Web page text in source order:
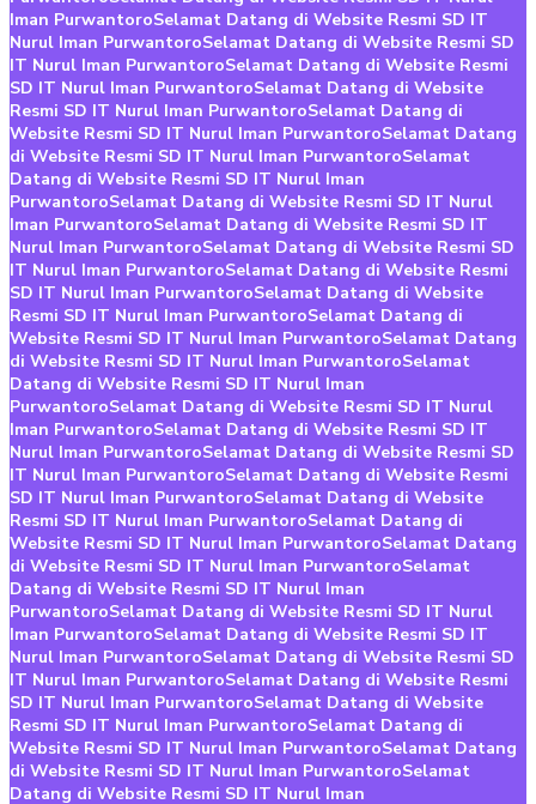
Iman PurwantoroSelamat Datang di Website Resmi SD IT
Nurul Iman PurwantoroSelamat Datang di Website Resmi SD
IT Nurul Iman PurwantoroSelamat Datang di Website Resmi
SD IT Nurul Iman PurwantoroSelamat Datang di Website
Resmi SD IT Nurul Iman PurwantoroSelamat Datang di
Website Resmi SD IT Nurul Iman PurwantoroSelamat Datang
di Website Resmi SD IT Nurul Iman PurwantoroSelamat
Datang di Website Resmi SD IT Nurul Iman
PurwantoroSelamat Datang di Website Resmi SD IT Nurul
Iman PurwantoroSelamat Datang di Website Resmi SD IT
Nurul Iman PurwantoroSelamat Datang di Website Resmi SD
IT Nurul Iman PurwantoroSelamat Datang di Website Resmi
SD IT Nurul Iman PurwantoroSelamat Datang di Website
Resmi SD IT Nurul Iman PurwantoroSelamat Datang di
Website Resmi SD IT Nurul Iman PurwantoroSelamat Datang
di Website Resmi SD IT Nurul Iman PurwantoroSelamat
Datang di Website Resmi SD IT Nurul Iman
PurwantoroSelamat Datang di Website Resmi SD IT Nurul
Iman PurwantoroSelamat Datang di Website Resmi SD IT
Nurul Iman PurwantoroSelamat Datang di Website Resmi SD
IT Nurul Iman PurwantoroSelamat Datang di Website Resmi
SD IT Nurul Iman PurwantoroSelamat Datang di Website
Resmi SD IT Nurul Iman PurwantoroSelamat Datang di
Website Resmi SD IT Nurul Iman PurwantoroSelamat Datang
di Website Resmi SD IT Nurul Iman PurwantoroSelamat
Datang di Website Resmi SD IT Nurul Iman
PurwantoroSelamat Datang di Website Resmi SD IT Nurul
Iman PurwantoroSelamat Datang di Website Resmi SD IT
Nurul Iman PurwantoroSelamat Datang di Website Resmi SD
IT Nurul Iman PurwantoroSelamat Datang di Website Resmi
SD IT Nurul Iman PurwantoroSelamat Datang di Website
Resmi SD IT Nurul Iman PurwantoroSelamat Datang di
Website Resmi SD IT Nurul Iman PurwantoroSelamat Datang
di Website Resmi SD IT Nurul Iman PurwantoroSelamat
Datang di Website Resmi SD IT Nurul Iman